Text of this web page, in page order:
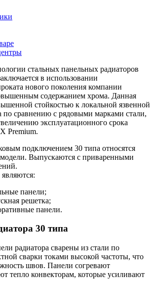
стальных панельных радиаторов
в использовании
нового поколения компании
содержанием хрома. Данная
стойкостью к локальной язвенной
по сравнению с рядовыми марками стали,
эксплуатационного срока
Premium.
подключением 30 типа относятся
Выпускаются с приваренными
панели;
решетка;
панели.
30 типа
радиатора сварены из стали по
сварки токами высокой частоты, что
швов. Панели согревают
тепло конвекторам, которые усиливают